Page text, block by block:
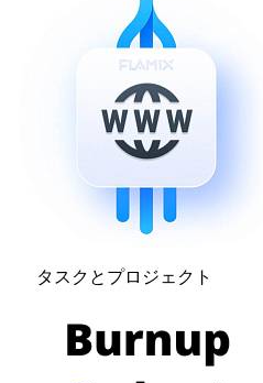
タスクとプロジェクト